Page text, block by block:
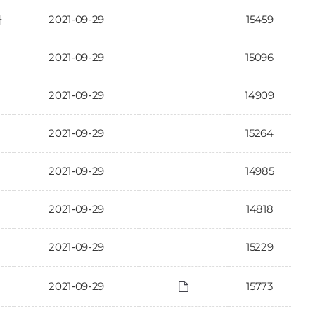
2021-09-29 15459
2021-09-29 15096
2021-09-29 14909
2021-09-29 15264
2021-09-29 14985
2021-09-29 14818
2021-09-29 15229
2021-09-29 15773